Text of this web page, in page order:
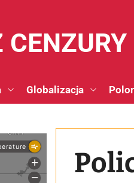
CENZURY
Globalizacja